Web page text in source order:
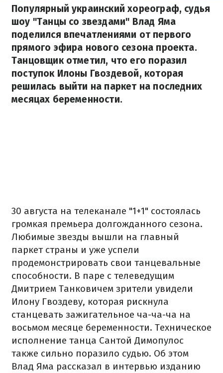
Популярный украинский хореограф, судья
шоу "Танцы со звездами" Влад Яма
поделился впечатлениями от первого
прямого эфира нового сезона проекта.
Танцовщик отметил, что его поразил
поступок Илоны Гвоздевой, которая
решилась выйти на паркет на последних
месяцах беременности.
30 августа на телеканале "1+1" состоялась
громкая премьера долгожданного сезона.
Любимые звезды вышли на главный
паркет страны и уже успели
продемонстрировать свои танцевальные
способности. В паре с телеведущим
Дмитрием Танковичем зрители увидели
Илону Гвоздеву, которая рискнула
станцевать зажигательное ча-ча-ча на
восьмом месяце беременности. Техническое
исполнение танца Сантой Димопулос
также сильно поразило судью. Об этом
Влад Яма рассказал в интервью изданию